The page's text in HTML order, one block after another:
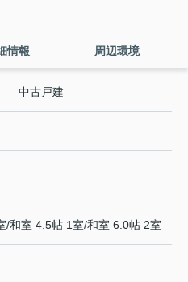
情報 周辺環境
中古戸建
/和室 4.5帖 1室/和室 6.0帖 2室